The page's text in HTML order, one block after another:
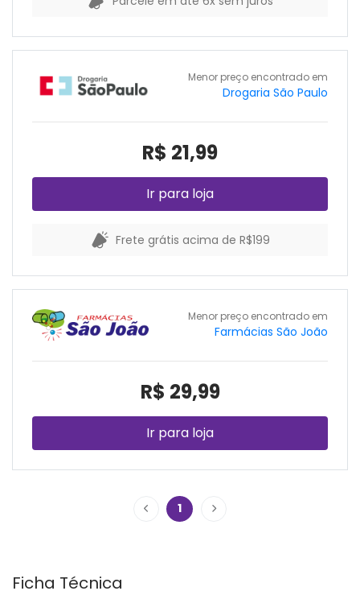
Menor preço encontrado em
Drogaria São Paulo
R$ 21,99
Ir para loja
Frete grátis acima de R$199
Menor preço encontrado em
Farmácias São João
R$ 29,99
Ir para loja
1
Ficha Técnica